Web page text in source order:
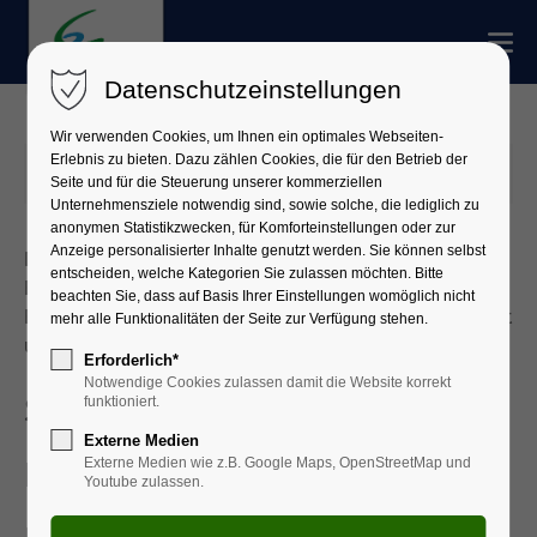
16.04.2025 09:16
Das Staatliche Bauamt Aschaffenburg und der Markt
Elsenfeld haben gemeinsam Änderungen am
Bauablauf der Baumaßnahmen in der Ortsdurchfahrt
und auf der Ortsumgehung Elsenfeld beschlossen.
Staatsstraße 2309 –
Fahrbahn- u.
Datenschutzeinstellungen
Wir verwenden Cookies, um Ihnen ein optimales Webseiten-
Erlebnis zu bieten. Dazu zählen Cookies, die für den Betrieb der
Seite und für die Steuerung unserer kommerziellen
Unternehmensziele notwendig sind, sowie solche, die lediglich zu
anonymen Statistikzwecken, für Komforteinstellungen oder zur
Anzeige personalisierter Inhalte genutzt werden. Sie können selbst
entscheiden, welche Kategorien Sie zulassen möchten. Bitte
beachten Sie, dass auf Basis Ihrer Einstellungen womöglich nicht
mehr alle Funktionalitäten der Seite zur Verfügung stehen.
Erforderlich*
Notwendige Cookies zulassen damit die Website korrekt
funktioniert.
Externe Medien
Externe Medien wie z.B. Google Maps, OpenStreetMap und
Youtube zulassen.